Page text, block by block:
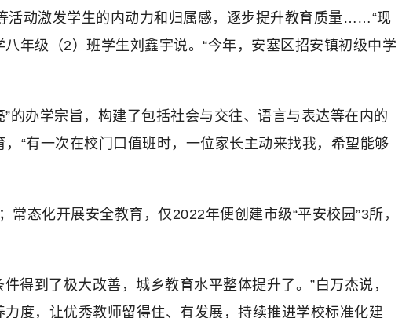
活动激发学生的内动力和归属感，逐步提升教育质量……“现
年级（2）班学生刘鑫宇说。“今年，安塞区招安镇初级中学
的办学宗旨，构建了包括社会与交往、语言与表达等在内的
“有一次在校门口值班时，一位家长主动来找我，希望能够
态化开展安全教育，仅2022年便创建市级“平安校园”3所，
得到了极大改善，城乡教育水平整体提升了。”白万杰说，
度，让优秀教师留得住、有发展，持续推进学校标准化建